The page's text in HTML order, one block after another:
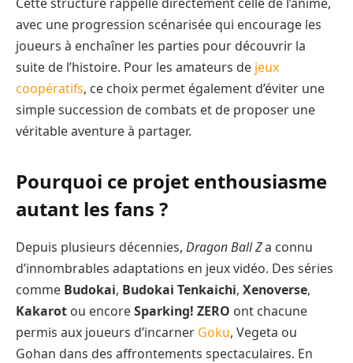
avec une progression scénarisée qui encourage les
joueurs à enchaîner les parties pour découvrir la
suite de l’histoire. Pour les amateurs de jeux
coopératifs, ce choix permet également d’éviter une
simple succession de combats et de proposer une
véritable aventure à partager.
Pourquoi ce projet enthousiasme
autant les fans ?
Depuis plusieurs décennies, Dragon Ball Za connu
d’innombrables adaptations en jeux vidéo. Des séries
comme Budokai, Budokai Tenkaichi, Xenoverse,
Kakarot ou encoreSparking! ZERO ont chacune
permis aux joueurs d’incarner Goku, Vegeta ou
Gohan dans des affrontements spectaculaires. En